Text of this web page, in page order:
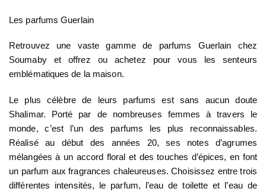
Les parfums Guerlain
Retrouvez une vaste gamme de parfums Guerlain chez
Soumaby et offrez ou achetez pour vous les senteurs
emblématiques de la maison.
Le plus célèbre de leurs parfums est sans aucun doute
Shalimar. Porté par de nombreuses femmes à travers le
monde, c’est l’un des parfums les plus reconnaissables.
Réalisé au début des années 20, ses notes d’agrumes
mélangées à un accord floral et des touches d’épices, en font
un parfum aux fragrances chaleureuses. Choisissez entre trois
différentes intensités, le parfum, l’eau de toilette et l’eau de